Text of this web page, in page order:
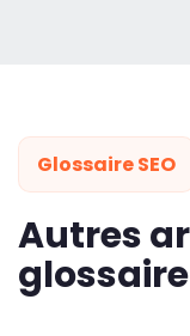
Glossaire SEO
Autres
glossaire